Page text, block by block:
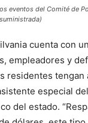
eventos del Comité de
cuenta con
empleadores y
residentes tengan
especial
del estado.